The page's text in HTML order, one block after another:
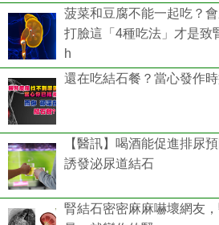
菠菜和豆腐不能一起吃？
打臉這「4種吃法」才是致
h
還在吃結石餐？當心發作時
【醫訊】喝酒能促進排尿
誘發泌尿道結石
腎結石密密麻麻嚇壞網友